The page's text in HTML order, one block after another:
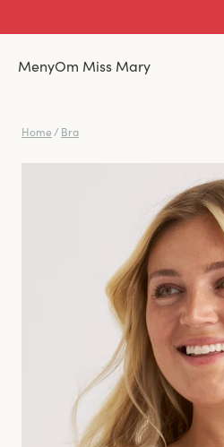
MenyOm Miss Mary
Home / Bra